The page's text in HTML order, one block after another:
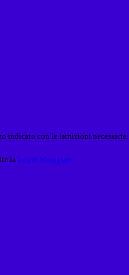
indicato con le istruzioni necessarie.
la Login Spaggiari